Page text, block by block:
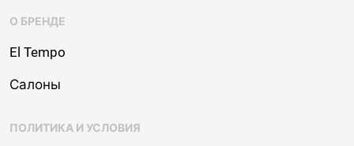
О БРЕНДЕ
El Tempo
Салоны
ПОЛИТИКА И УСЛОВИЯ